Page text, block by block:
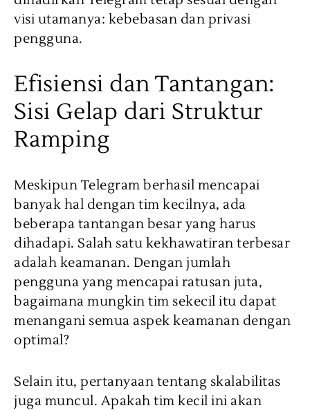
visi utamanya: kebebasan dan privasi
pengguna.
Efisiensi dan Tantangan:
Sisi Gelap dari Struktur
Ramping
Meskipun Telegram berhasil mencapai
banyak hal dengan tim kecilnya, ada
beberapa tantangan besar yang harus
dihadapi. Salah satu kekhawatiran terbesar
adalah keamanan. Dengan jumlah
pengguna yang mencapai ratusan juta,
bagaimana mungkin tim sekecil itu dapat
menangani semua aspek keamanan dengan
optimal?
Selain itu, pertanyaan tentang skalabilitas
juga muncul. Apakah tim kecil ini akan